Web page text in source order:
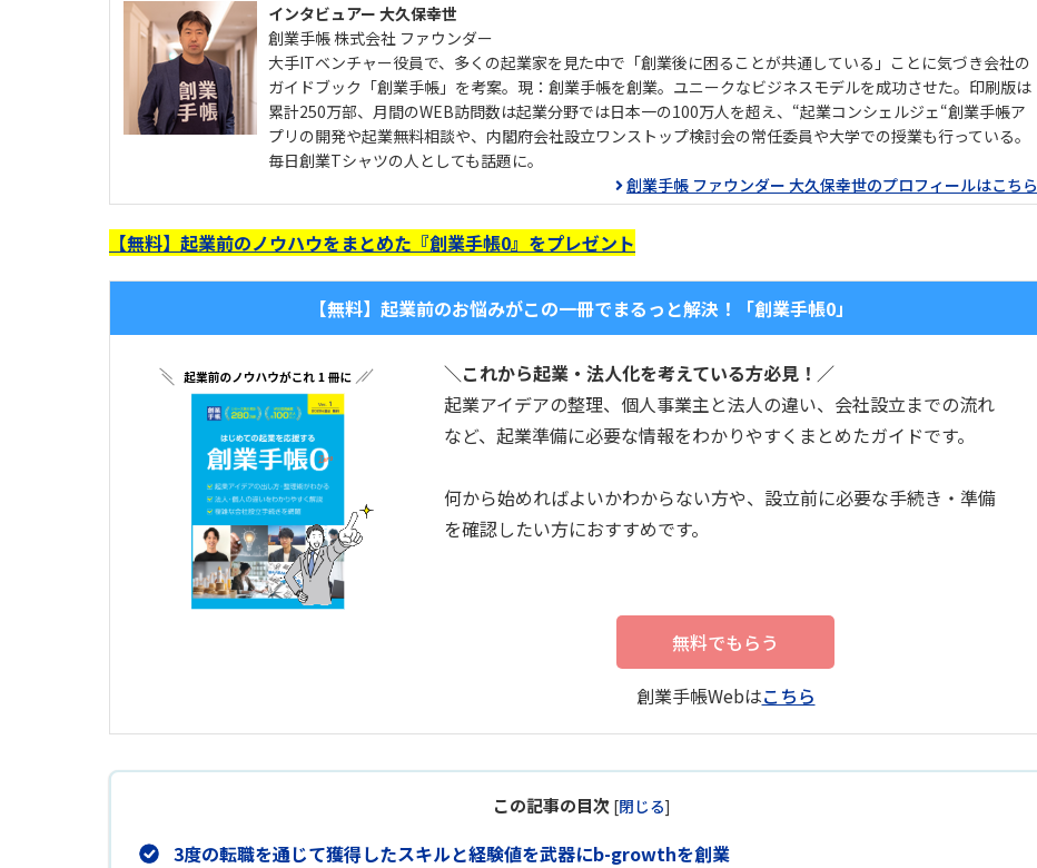
インタビュアー 大久保幸世
創業手帳 株式会社 ファウンダー
大手ITベンチャー役員で、多くの起業家を見た中で「創業後に困ることが共通している」ことに気づき会社の
ガイドブック「創業手帳」を考案。現：創業手帳を創業。ユニークなビジネスモデルを成功させた。印刷版は
累計250万部、月間のWEB訪問数は起業分野では日本一の100万人を超え、“起業コンシェルジェ“創業手帳ア
プリの開発や起業無料相談や、内閣府会社設立ワンストップ検討会の常任委員や大学での授業も行っている。
毎日創業Tシャツの人としても話題に。
創業手帳 ファウンダー 大久保幸世のプロフィールはこちら
【無料】起業前のノウハウをまとめた『創業手帳0』をプレゼント
【無料】起業前のお悩みがこの一冊でまるっと解決！「創業手帳0」
＼これから起業・法人化を考えている方必見！／
起業アイデアの整理、個人事業主と法人の違い、会社設立までの流れ
など、起業準備に必要な情報をわかりやすくまとめたガイドです。
何から始めればよいかわからない方や、設立前に必要な手続き・準備
を確認したい方におすすめです。
無料でもらう
創業手帳Webはこちら
この記事の目次 [閉じる]
3度の転職を通じて獲得したスキルと経験値を武器にb-growthを創業